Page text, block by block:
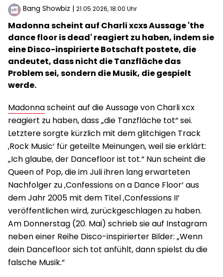
Bang Showbiz | 21.05.2026, 18:00 Uhr
Madonna scheint auf Charli xcxs Aussage 'the
dance floor is dead' reagiert zu haben, indem sie
eine Disco-inspirierte Botschaft postete, die
andeutet, dass nicht die Tanzfläche das
Problem sei, sondern die Musik, die gespielt
werde.
Madonnascheint auf die Aussage von Charli xcx
reagiert zu haben, dass „die Tanzfläche tot“ sei.
Letztere sorgte kürzlich mit dem glitchigen Track
‚Rock Music‘ für geteilte Meinungen, weil sie erklärt:
„Ich glaube, der Dancefloor ist tot.“ Nun scheint die
Queen of Pop, die im Juli ihren lang erwarteten
Nachfolger zu ‚Confessions on a Dance Floor‘ aus
dem Jahr 2005 mit dem Titel ‚Confessions II‘
veröffentlichen wird, zurückgeschlagen zu haben.
Am Donnerstag (20. Mai) schrieb sie auf Instagram
neben einer Reihe Disco-inspirierter Bilder: „Wenn
dein Dancefloor sich tot anfühlt, dann spielst du die
falsche Musik.“